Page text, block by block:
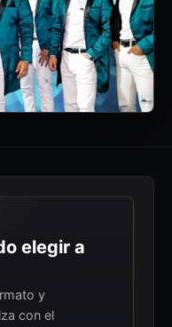
elegir a
y
con el